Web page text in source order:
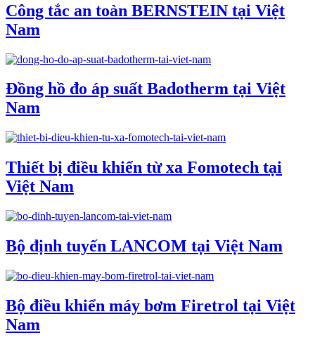
Công tắc an toàn BERNSTEIN tại Việt
Nam
Đồng hồ đo áp suất Badotherm tại Việt
Nam
Thiết bị điều khiển từ xa Fomotech tại
Việt Nam
Bộ định tuyến LANCOM tại Việt Nam
Bộ điều khiển máy bơm Firetrol tại Việt
Nam